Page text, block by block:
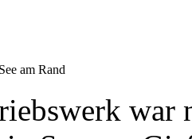
am Rand
war